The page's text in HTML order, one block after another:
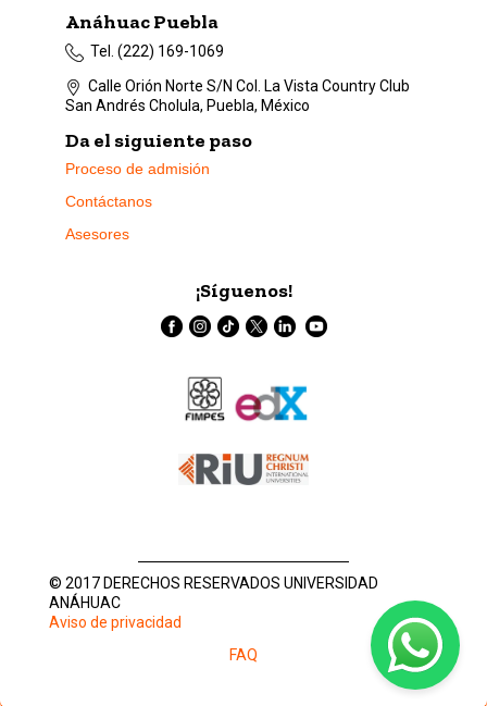
Anáhuac Puebla
Tel. (222) 169-1069
Calle Orión Norte S/N Col. La Vista Country Club
San Andrés Cholula, Puebla, México
Da el siguiente paso
Proceso de admisión
Contáctanos
Asesores
¡Síguenos!
© 2017 DERECHOS RESERVADOS UNIVERSIDAD
ANÁHUAC
Aviso de privacidad
FAQ